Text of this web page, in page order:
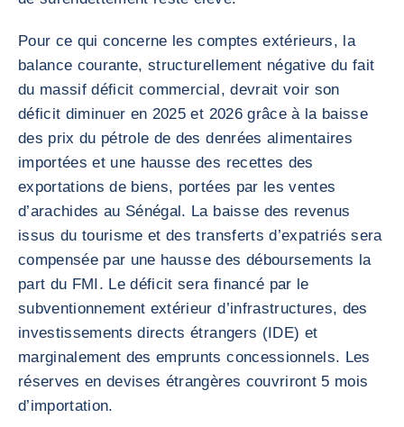
Pour ce qui concerne les comptes extérieurs, la
balance courante, structurellement négative du fait
du massif déficit commercial, devrait voir son
déficit diminuer en 2025 et 2026 grâce à la baisse
des prix du pétrole de des denrées alimentaires
importées et une hausse des recettes des
exportations de biens, portées par les ventes
d’arachides au Sénégal. La baisse des revenus
issus du tourisme et des transferts d’expatriés sera
compensée par une hausse des déboursements la
part du FMI. Le déficit sera financé par le
subventionnement extérieur d’infrastructures, des
investissements directs étrangers (IDE) et
marginalement des emprunts concessionnels. Les
réserves en devises étrangères couvriront 5 mois
d’importation.